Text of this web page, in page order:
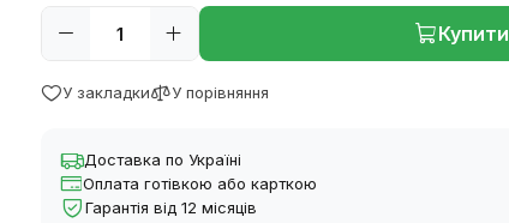
Купити
У закладки У порівняння
Доставка по Україні
Оплата готівкою або карткою
Гарантія від 12 місяців